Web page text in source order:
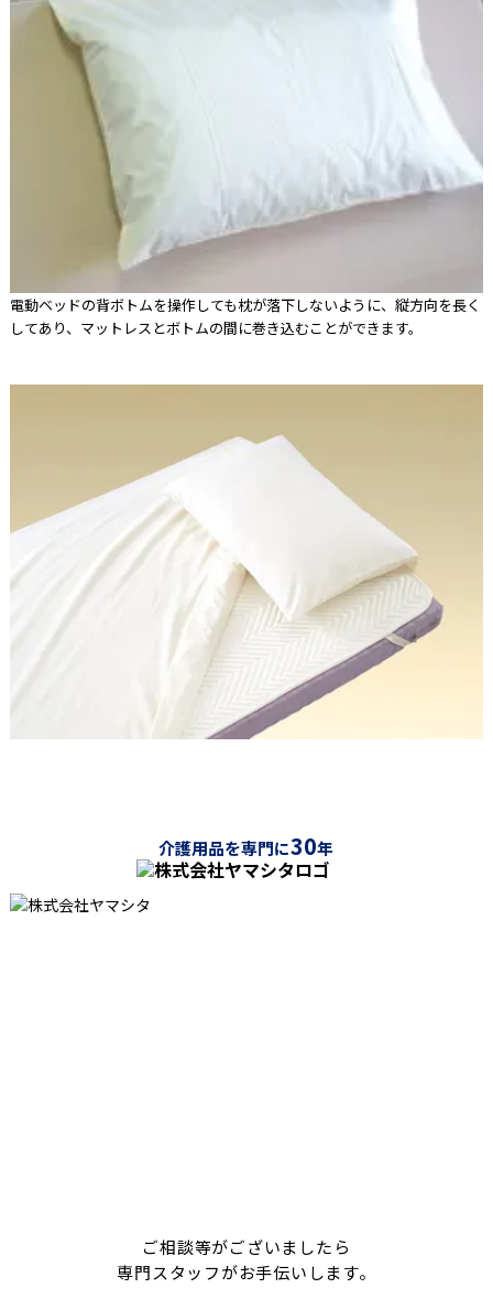
電動ベッドの背ボトムを操作しても枕が落下しないように、縦方向を長く
してあり、マットレスとボトムの間に巻き込むことができます。
介護用品を専門に30年
ご相談等がございましたら
専門スタッフがお手伝いします。